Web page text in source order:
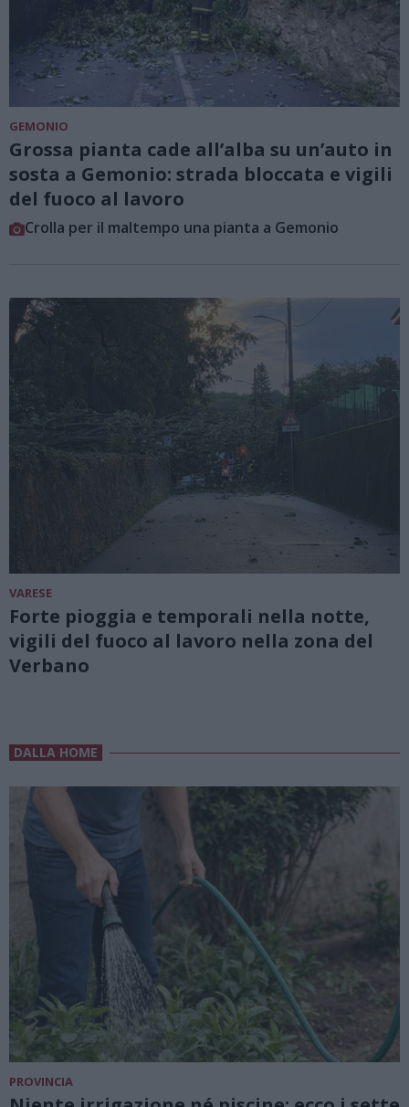
GEMONIO
Grossa pianta cade all’alba su un’auto in
sosta a Gemonio: strada bloccata e vigili
del fuoco al lavoro
Crolla per il maltempo una pianta a Gemonio
VARESE
Forte pioggia e temporali nella notte,
vigili del fuoco al lavoro nella zona del
Verbano
DALLA HOME
PROVINCIA